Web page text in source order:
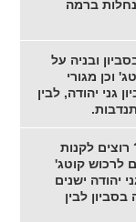
ברמה
ובניה על
וכן מגורי
גני יהודה, לבין
רוצים לקנות
לרכוש קוטג'
יהודה ישנים
לבין